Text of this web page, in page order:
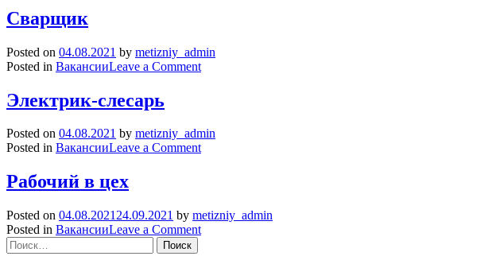
Сварщик
Posted on 04.08.2021 by metizniy_admin
Posted in ВакансииLeave a Commenton
Электрик-слесарь
Posted on 04.08.2021 by metizniy_admin
Posted in ВакансииLeave a Commenton
Рабочий в цех
Posted on 04.08.2021 24.09.2021 by metizniy_admin
Posted in ВакансииLeave a Commenton
Найти: